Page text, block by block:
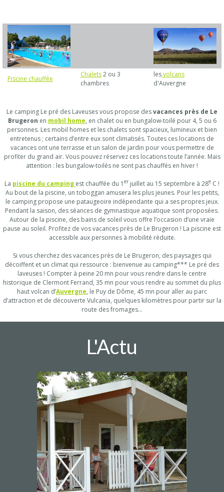
Piscine chauffée
Chalets2 ou 3
chambres
lesvolcans
d'Auvergne
Le camping Le pré des Laveuses vous propose desvacances près de Le
Brugeron en mobil home, en chalet ou en bungalow-toilé pour 4, 5 ou 6
personnes. Les mobil homes et les chalets sont spacieux, lumineux et bien
entretenus ; certains d’entre eux sont climatisés. Toutes ces locations de
vacances ont une terrasse et un salon de jardin pour vous permettre de
profiter du grand air. Vous pouvez réservez ces locations toute l’année. Mais
attention : les bungalow-toilés ne sont pas chauffés en hiver !
La piscine du camping est chauffée du 1 er juillet au 15 septembre à 28e C !
Au bout de la piscine, un toboggan amusera les plus jeunes. Pour les petits,
le camping propose une pataugeoire indépendante qui a ses propres jeux.
Pendant la saison, des séances de gymnastique aquatique sont proposées.
Autour de la piscine, des bains de soleil vous offre l’occasion d’une vraie
pause au soleil. Profitez de vos vacances près de Le Brugeron ! La piscine est
accessible aux personnes à mobilité réduite.
Si vous cherchez des vacances près de Le Brugeron, des paysages qui
décoiffent et un climat qui ressource : bienvenue au camping*** Le pré des
laveuses ! Compter à peine 20 mn pour vous rendre dans le centre
historique de Clermont Ferrand, 35 mn pour vous rendre au sommet du plus
haut volcan d’Auvergne, le Puy de Dôme, 45 mn pour aller au parc
d’attraction et de découverte Vulcania, quelques kilomètres pour partir sur la
route des fromages…
L'Actu